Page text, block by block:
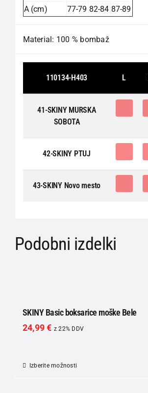
A (cm)
77-79 82-84 87-89
Material: 100 % bombaž
110134-H403 L
41-SKINY MURSKA
SOBOTA
42-SKINY PTUJ
43-SKINY Novo mesto
Podobni izdelki
SKINY Basic boksarice moške Bele
24,99€ z 22% DDV
Izberite možnosti